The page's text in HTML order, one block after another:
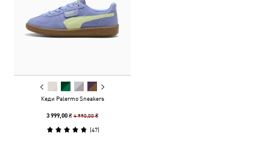
Кеди Palermo Sneakers
3 999,00 ₴4 990,00 ₴
(47)